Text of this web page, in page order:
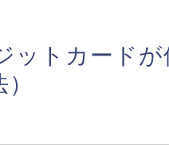
ットカードが